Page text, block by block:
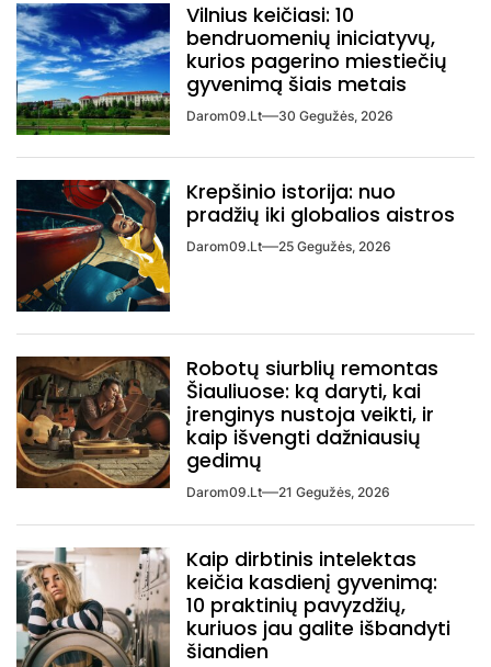
Vilnius keičiasi: 10
bendruomenių iniciatyvų,
kurios pagerino miestiečių
gyvenimą šiais metais
Darom09.lt 30 Gegužės, 2026
Krepšinio istorija: nuo
pradžių iki globalios aistros
Darom09.lt 25 Gegužės, 2026
Robotų siurblių remontas
Šiauliuose: ką daryti, kai
įrenginys nustoja veikti, ir
kaip išvengti dažniausių
gedimų
Darom09.lt 21 Gegužės, 2026
Kaip dirbtinis intelektas
keičia kasdienį gyvenimą:
10 praktinių pavyzdžių,
kuriuos jau galite išbandyti
šiandien